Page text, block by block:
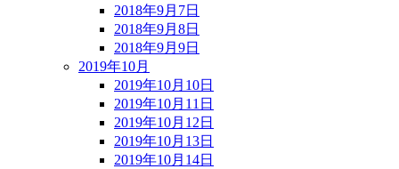
2018年9月7日
2018年9月8日
2018年9月9日
2019年10月
2019年10月10日
2019年10月11日
2019年10月12日
2019年10月13日
2019年10月14日